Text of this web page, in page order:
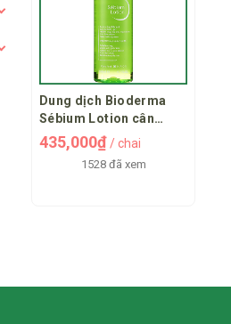
Dung dịch Bioderma
Sébium Lotion cân
bằng độ ẩm cho da dầu
435,000₫ / chai
1528 đã xem